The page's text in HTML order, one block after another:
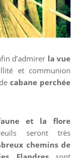
d’admirer la vue
et communion
cabane perchée
et la flore
seront très
chemins de